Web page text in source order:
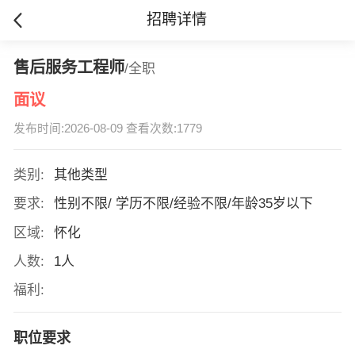
招聘详情
售后服务工程师/全职
面议
发布时间:2026-08-09 查看次数:1779
类别:
其他类型
要求:
性别不限/ 学历不限/经验不限/年龄35岁以下
区域:
怀化
人数:
1人
福利:
职位要求